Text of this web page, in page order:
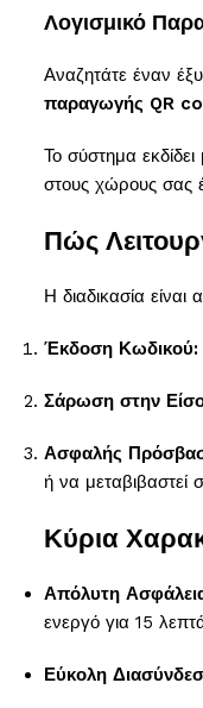
Λογισμικό
Αναζητάτε έναν
παραγωγής QR
Το σύστημα εκδίδει
στους χώρους σας
Πώς
Η διαδικασία
Έκδοση Κωδικού:
Σάρωση στην
Ασφαλής
ή να μεταβιβαστεί
Κύρια
Απόλυτη
ενεργό για 15
Εύκολη